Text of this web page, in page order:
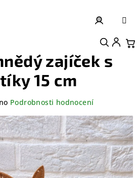
Přihlášení
zajíček s
15 cm
Podrobnosti hodnocení